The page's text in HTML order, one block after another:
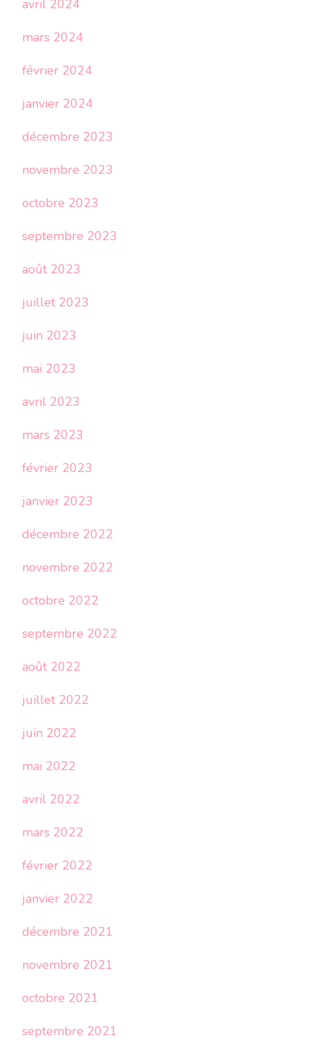
avril 2024
mars 2024
février 2024
janvier 2024
décembre 2023
novembre 2023
octobre 2023
septembre 2023
août 2023
juillet 2023
juin 2023
mai 2023
avril 2023
mars 2023
février 2023
janvier 2023
décembre 2022
novembre 2022
octobre 2022
septembre 2022
août 2022
juillet 2022
juin 2022
mai 2022
avril 2022
mars 2022
février 2022
janvier 2022
décembre 2021
novembre 2021
octobre 2021
septembre 2021